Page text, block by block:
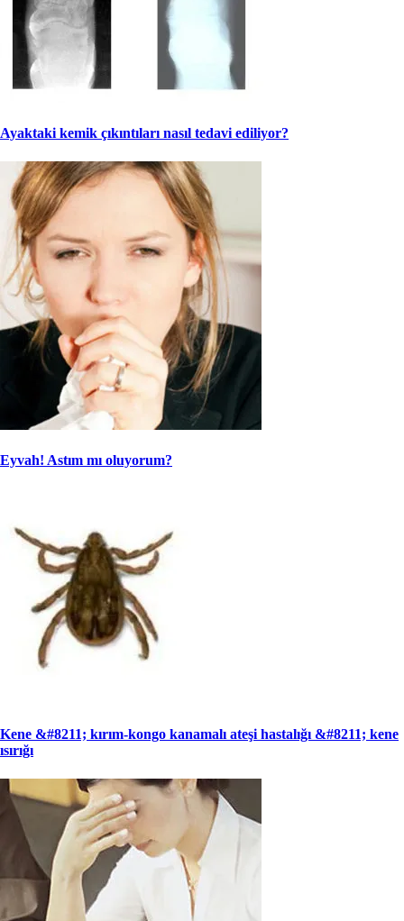
Ayaktaki kemik çıkıntıları nasıl tedavi ediliyor?
Eyvah! Astım mı oluyorum?
Kene &#8211; kırım-kongo kanamalı ateşi hastalığı &#8211; kene
ısırığı